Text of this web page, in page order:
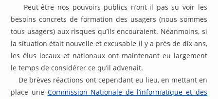
Peut-être nos pouvoirs publics n’ont-il pas su voir les
besoins concrets de formation des usagers (nous sommes
tous usagers) aux risques qu’ils encouraient. Néanmoins, si
la situation était nouvelle et excusable il y a près de dix ans,
les élus locaux et nationaux ont maintenant eu largement
le temps de considérer ce qu’il advenait.
De brèves réactions ont cependant eu lieu, en mettant en
place une Commission Nationale de l’informatique et des